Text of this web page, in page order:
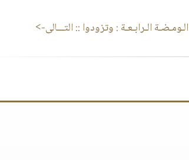
الـومـضـة الـرابـعـة : وتزودوا :: التـــالى->